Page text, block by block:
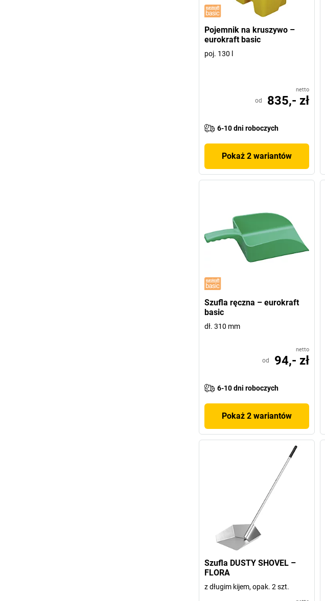
Pojemnik na kruszywo –
eurokraft basic
poj. 130 l
netto
od 835,- zł
6-10 dni roboczych
Pokaż 2 wariantów
Szufla ręczna – eurokraft
basic
dł. 310 mm
netto
od 94,- zł
6-10 dni roboczych
Pokaż 2 wariantów
Szufla DUSTY SHOVEL –
FLORA
z długim kijem, opak. 2 szt.